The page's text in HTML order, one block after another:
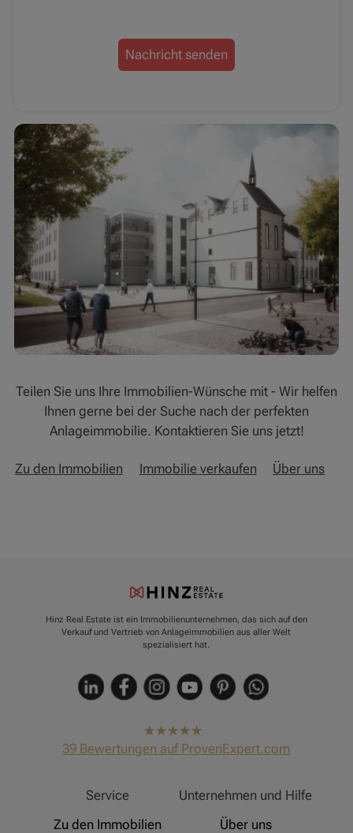
Nachricht senden
Teilen Sie uns Ihre Immobilien-Wünsche mit - Wir helfen
Ihnen gerne bei der Suche nach der perfekten
Anlageimmobilie. Kontaktieren Sie uns jetzt!
Zu den Immobilien Immobilie verkaufen Über uns
Hinz Real Estate ist ein Immobilienunternehmen, das sich auf den
Verkauf und Vertrieb von Anlageimmobilien aus aller Welt
spezialisiert hat.
hat4,91
von5
39 Bewertungen auf ProvenExpert.com
Service
Zu den Immobilien
Unternehmen und Hilfe
Über uns